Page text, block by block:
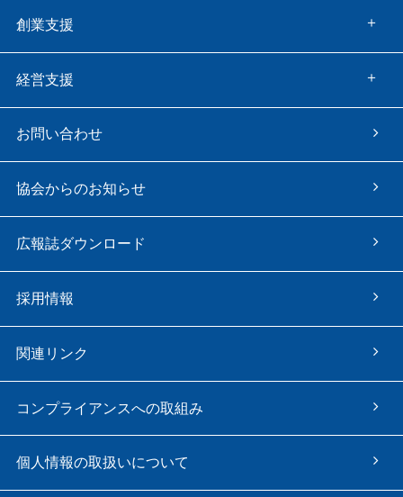
創業支援
経営支援
お問い合わせ
協会からのお知らせ
広報誌ダウンロード
採用情報
関連リンク
コンプライアンスへの取組み
個人情報の取扱いについて